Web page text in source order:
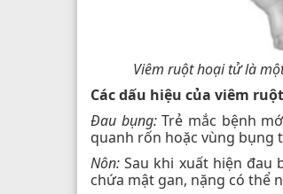
Viêm ruột hoại tử là
Các dấu hiệu của viêm
Đau bụng:Trẻ mắc bệnh
quanh rốn hoặc vùng bụng
Nôn: Sau khi xuất hiện đau
chứa mật gan, nặng có thể